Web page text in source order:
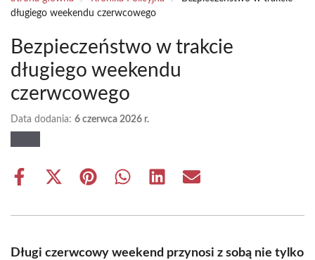
długiego weekendu czerwcowego
Bezpieczeństwo w trakcie
długiego weekendu
czerwcowego
Data dodania: 6 czerwca 2026 r.
Share
Share
(Twitter)
Share Share Share Share
Długi czerwcowy weekend przynosi z sobą nie tylko